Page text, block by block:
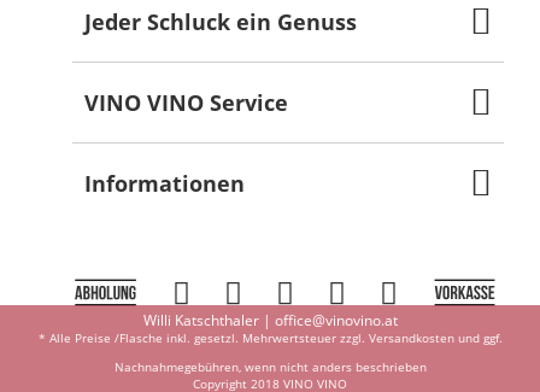
Jeder Schluck ein Genuss
VINO VINO Service
Informationen
Willi Katschthaler | office@vinovino.at
* Alle Preise /Flasche inkl. gesetzl. Mehrwertsteuer zzgl. Versandkostenund ggf.
Nachnahmegebühren, wenn nicht anders beschrieben
Copyright 2018 VINO VINO